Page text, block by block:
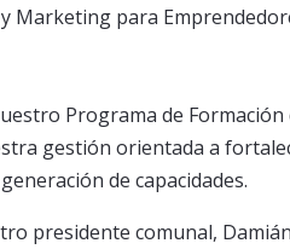
Marketing para
Programa de
gestión orientada a
de capacidades.
presidente comunal,